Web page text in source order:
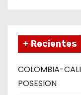
+ Recientes
COLOMBIA-
POSESION